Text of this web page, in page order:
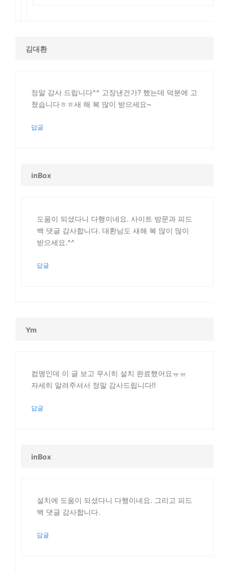
김대환
정말 감사 드립니다^^ 고장낸건가? 했는데 덕분에 고
쳤습니다ㅎㅎ새 해 복 많이 받으세요~
답글
inBox
도움이 되셨다니 다행이네요. 사이트 방문과 피드
백 댓글 감사합니다. 대환님도 새해 복 많이 많이
받으세요.^^
답글
Ym
컴맹인데 이 글 보고 무시히 설치 완료했어요ㅠㅠ
자세히 알려주셔서 정말 감사드립니다!!
답글
inBox
설치에 도움이 되셨다니 다행이네요. 그리고 피드
백 댓글 감사합니다.
답글